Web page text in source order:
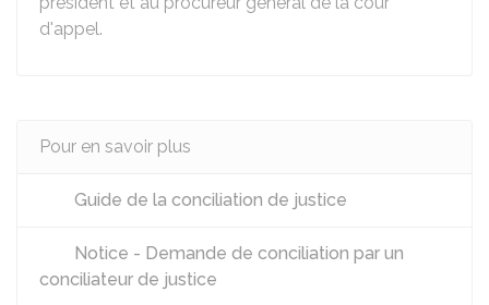
d'appel.
Pour en savoir plus
Guide de la conciliation de justice
Notice - Demande de conciliation par un
conciliateur de justice